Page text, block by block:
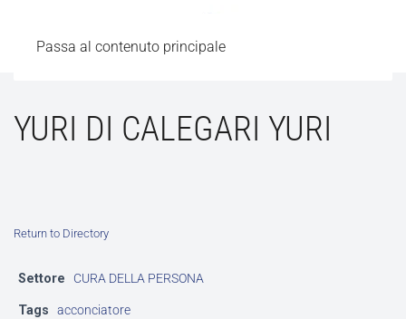
Passa al contenuto principale
YURI DI CALEGARI YURI
Return to Directory
Settore CURA DELLA PERSONA
Tags acconciatore